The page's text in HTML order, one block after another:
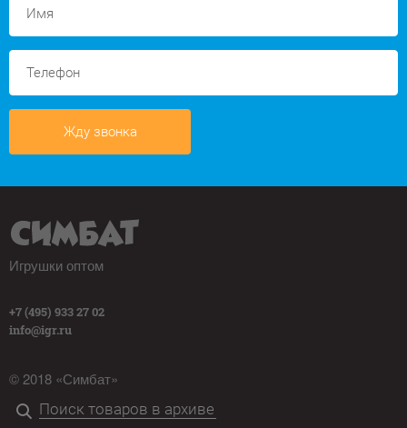
Жду звонка
Игрушки оптом
+7 (495) 933 27 02
info@igr.ru
© 2018 «Симбат»